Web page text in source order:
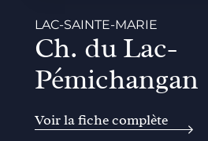
LAC-SAINTE-MARIE
Ch. du Lac-
Pémichangan
Voir la fiche complète